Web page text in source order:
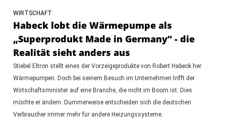
WIRTSCHAFT
Habeck lobt die Wärmepumpe als
„Superprodukt Made in Germany“ - die
Realität sieht anders aus
Stiebel Eltron stellt eines der Vorzeigeprodukte von Robert Habeck her:
Wärmepumpen. Doch bei seinem Besuch im Unternehmen trifft der
Wirtschaftsminister auf eine Branche, die nicht im Boom ist. Dies
möchte er ändern. Dummerweise entscheiden sich die deutschen
Verbraucher immer mehr für andere Heizungssysteme.